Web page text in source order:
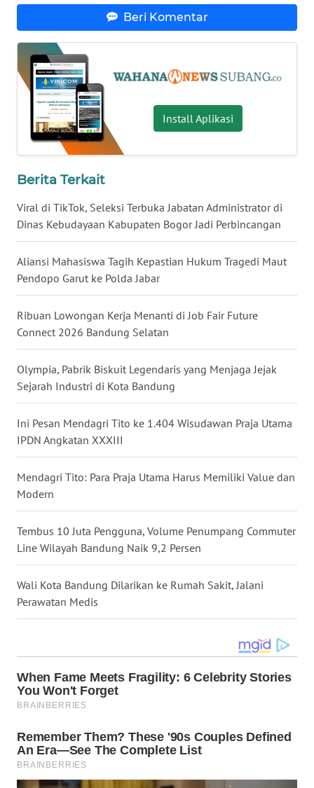
Beri Komentar
Install Aplikasi
Berita Terkait
Viral di TikTok, Seleksi Terbuka Jabatan Administrator di
Dinas Kebudayaan Kabupaten Bogor Jadi Perbincangan
Aliansi Mahasiswa Tagih Kepastian Hukum Tragedi Maut
Pendopo Garut ke Polda Jabar
Ribuan Lowongan Kerja Menanti di Job Fair Future
Connect 2026 Bandung Selatan
Olympia, Pabrik Biskuit Legendaris yang Menjaga Jejak
Sejarah Industri di Kota Bandung
Ini Pesan Mendagri Tito ke 1.404 Wisudawan Praja Utama
IPDN Angkatan XXXIII
Mendagri Tito: Para Praja Utama Harus Memiliki Value dan
Modern
Tembus 10 Juta Pengguna, Volume Penumpang Commuter
Line Wilayah Bandung Naik 9,2 Persen
Wali Kota Bandung Dilarikan ke Rumah Sakit, Jalani
Perawatan Medis
WN
KALTIM
WN
SULSEL
GORONTALO
WN
SULUT
WN
MALUKU
WN
MALUT
WN
DAIRI
WN
DANAU
TOBA
WN
WN
LANGKAT
TAPANULI
TANJUNG
LESUNG
KARO
WN